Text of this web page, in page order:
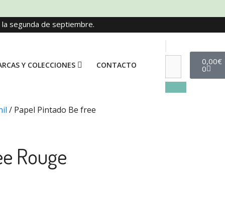
segunda de septiembre.
Y COLECCIONES CONTACTO 0,00€
0
/ Papel Pintado Be free
Rouge